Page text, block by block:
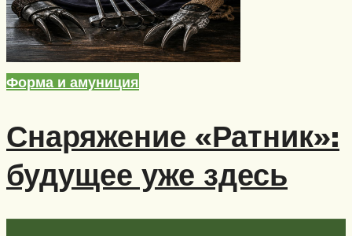
Форма и амуниция
Снаряжение «Ратник»:
будущее уже здесь